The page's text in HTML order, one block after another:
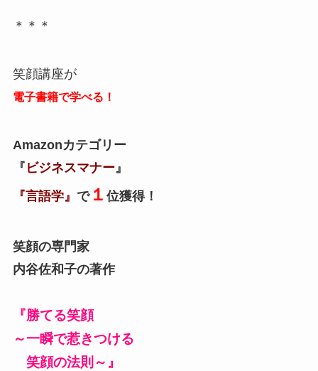
＊＊＊
笑顔講座が
電子書籍で学べる！
Amazonカテゴリー
『 ビジネスマナー』
『言語学』 で１ 位獲得！
笑顔の専門家
内谷佐和子の著作
『勝てる笑顔
～一瞬で惹きつける
笑顔の法則～』